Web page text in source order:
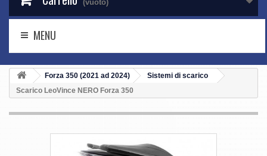
(vuoto)
MENU
Forza 350 (2021 ad 2024)
Sistemi di scarico
Scarico LeoVince NERO Forza 350